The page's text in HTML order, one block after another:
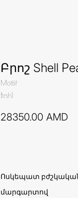
Բրոշ Shell
Mottif
Brsh1
28350.00 AMD
Ոսկեպատ
մարգարտով